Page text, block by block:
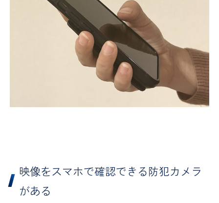
映像をスマホで確認できる防犯カメラ
がある